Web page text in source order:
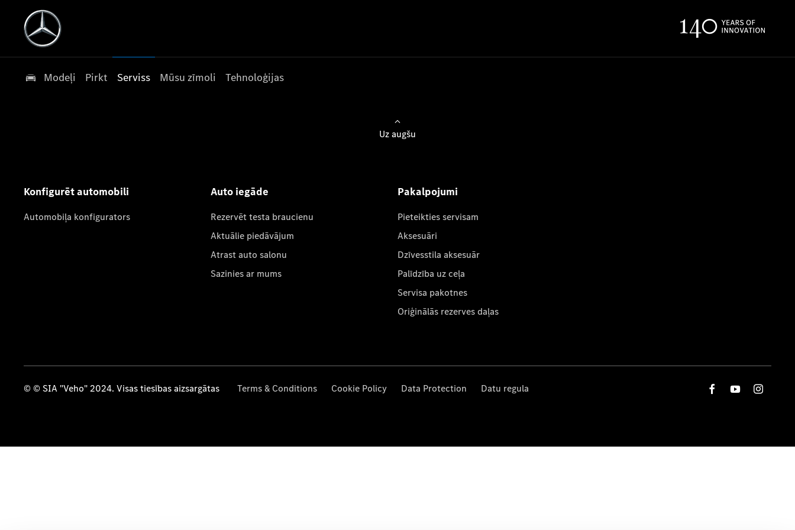
Modeļi Pirkt Serviss Mūsu zīmoli Tehnoloģijas
Uz augšu
Konfigurēt automobili
Automobiļa konfigurators
Auto iegāde
Rezervēt testa braucienu
Aktuālie piedāvājum
Atrast auto salonu
Sazinies ar mums
Pakalpojumi
Pieteikties servisam
Aksesuāri
Dzīvesstila aksesuār
Palīdzība uz ceļa
Servisa pakotnes
Oriģinālās rezerves daļas
© © SIA "Veho" 2024. Visas tiesības aizsargātas Terms & Conditions Cookie Policy Data Protection Datu regula